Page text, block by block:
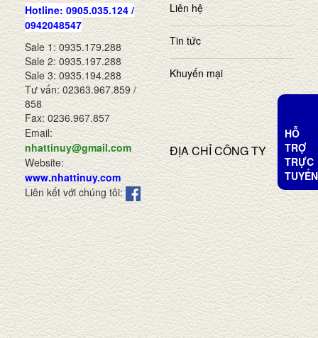
Hotline: 0905.035.124 /
0942048547
Sale 1: 0935.179.288
Sale 2: 0935.197.288
Sale 3: 0935.194.288
Tư vấn: 02363.967.859 /
858
Fax: 0236.967.857
Email:
nhattinuy@gmail.com
Website:
www.nhattinuy.com
Liên kết với chúng tôi:
Liên hệ
Tin tức
Khuyến mại
ĐỊA CHỈ CÔNG TY
HỖ
TRỢ
TRỰC
TUYẾN